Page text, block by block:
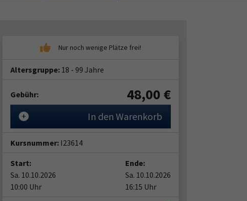
Altersgruppe: 18 - 99 Jahre
Gebühr: 48,00 €
In den Warenkorb
Kursnummer: I23614
Start:
Sa. 10.10.2026
10:00 Uhr
Ende:
Sa. 10.10.2026
16:15 Uhr